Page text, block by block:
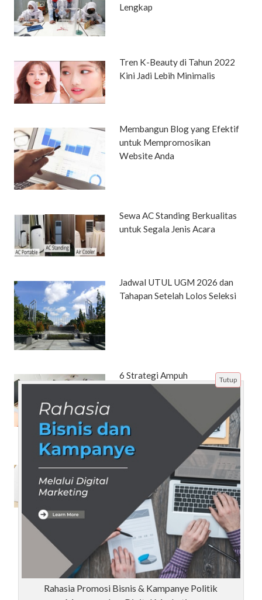
Lengkap
Tren K-Beauty di Tahun 2022
Kini Jadi Lebih Minimalis
Membangun Blog yang Efektif
untuk Mempromosikan
Website Anda
Sewa AC Standing Berkualitas
untuk Segala Jenis Acara
Jadwal UTUL UGM 2026 dan
Tahapan Setelah Lolos Seleksi
6 Strategi Ampuh
Mempromosikan Produk
Kosmetik di Google yang Akan
Meningkatkan Penjualan Anda
dengan Cepat
Islam Melarang Riba, Berikut
Beranda Artikel Tentang Kami
Disclaimer
Sitemap
Tutup
Rahasia Promosi Bisnis & Kampanye Politik